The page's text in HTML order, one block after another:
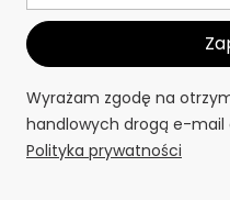
Wyrażam zgodę na
handlowych drogą e-mail
Polityka prywatności